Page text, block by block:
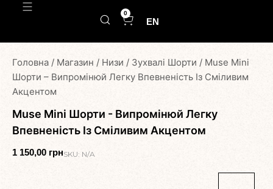
0
EN
Головна / Магазин / Низи / Зухвалі Шорти / Muse Mini
Шорти – Випромінюй Легку Впевненість Із Сміливим
Акцентом
Muse Mini Шорти - Випромінюй Легку
Впевненість Із Сміливим Акцентом
1 150,00 грнSKU: N/A